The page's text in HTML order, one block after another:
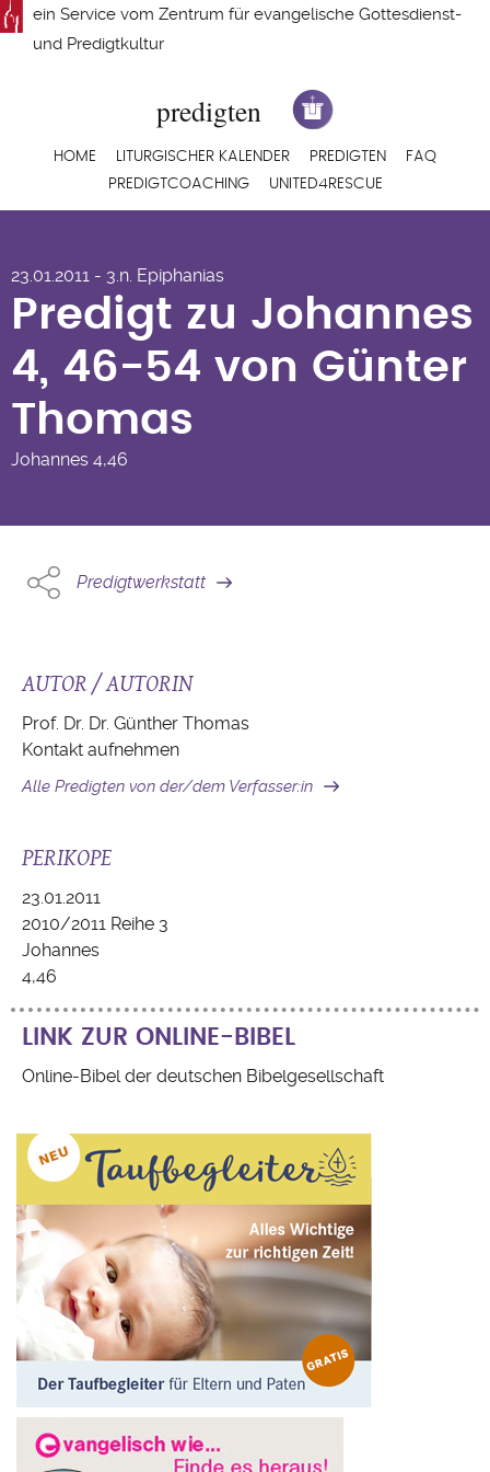
Direkt
zum
ein Service vom Zentrum für evangelische Gottesdienst-
und Predigtkultur
Hauptnavigation
HOME LITURGISCHER KALENDER PREDIGTEN
FAQ
PREDIGTCOACHING
UNITED4RESCUE
4, 46-54 von Günter
Thomas
23.01.2011 - 3.n. Epiphanias
Predigt zu Johannes
4, 46-54 von Günter
Thomas
Johannes 4,46
Predigtwerkstatt
AUTOR / AUTORIN
Prof. Dr. Dr. Günther Thomas
Kontakt aufnehmen
Alle Predigten von der/dem Verfasser:in
PERIKOPE
23.01.2011
2010/2011 Reihe 3
Johannes
4,46
LINK ZUR ONLINE-BIBEL
Online-Bibel der deutschen Bibelgesellschaft